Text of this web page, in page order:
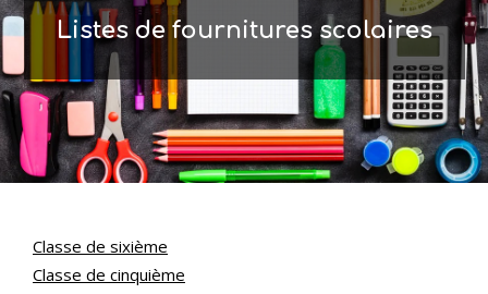
Listes de fournitures scolaires
Classe de sixième
Classe de cinquième